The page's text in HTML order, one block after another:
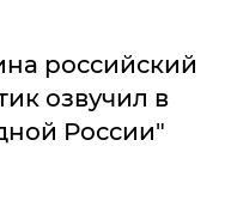
российский
озвучил в
России"